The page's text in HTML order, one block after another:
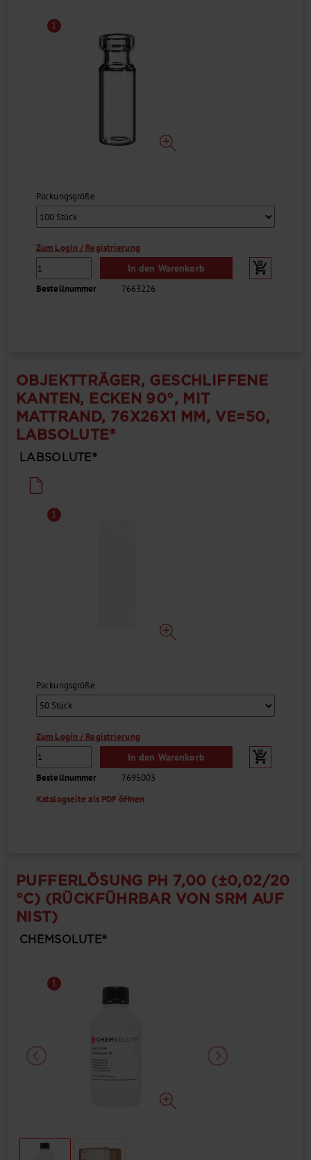
1
Packungsgröße
Zum Login / Registrierung
In den Warenkorb
Bestellnummer 7663226
OBJEKTTRÄGER, GESCHLIFFENE
KANTEN, ECKEN 90°, MIT
MATTRAND, 76X26X1 MM, VE=50,
LABSOLUTE®
LABSOLUTE®
1
Packungsgröße
Zum Login / Registrierung
In den Warenkorb
Bestellnummer
7695003
Katalogseite als PDF öffnen
PUFFERLÖSUNG PH 7,00 (±0,02/20
°C) (RÜCKFÜHRBAR VON SRM AUF
NIST)
CHEMSOLUTE®
1